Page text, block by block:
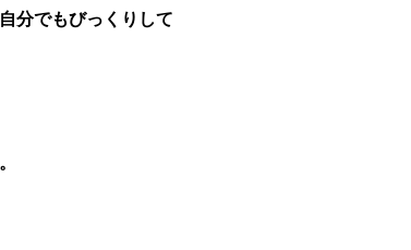
分でもびっくりして